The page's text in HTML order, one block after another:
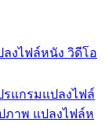
ปลงไฟล์หนัง วิดีโอ
รแกรมแปลงไฟล์
ภาพ แปลงไฟล์ห